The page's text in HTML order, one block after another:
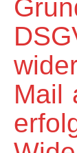
Mail